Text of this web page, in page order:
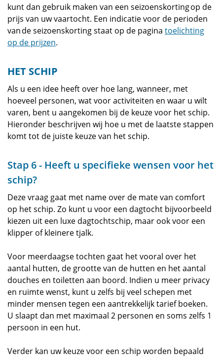
kunt dan gebruik maken van een seizoenskorting op de
prijs van uw vaartocht. Een indicatie voor de perioden
van de seizoenskorting staat op de pagina toelichting
op de prijzen.
HET SCHIP
Als u een idee heeft over hoe lang, wanneer, met
hoeveel personen, wat voor activiteiten en waar u wilt
varen, bent u aangekomen bij de keuze voor het schip.
Hieronder beschrijven wij hoe u met de laatste stappen
komt tot de juiste keuze van het schip.
Stap 6 - Heeft u specifieke wensen voor het
schip?
Deze vraag gaat met name over de mate van comfort
op het schip. Zo kunt u voor een dagtocht bijvoorbeeld
kiezen uit een luxe dagtochtschip, maar ook voor een
klipper of kleinere tjalk.
Voor meerdaagse tochten gaat het vooral over het
aantal hutten, de grootte van de hutten en het aantal
douches en toiletten aan boord. Indien u meer privacy
en ruimte wenst, kunt u zelfs bij veel schepen met
minder mensen tegen een aantrekkelijk tarief boeken.
U slaapt dan met maximaal 2 personen en soms zelfs 1
persoon in een hut.
Verder kan uw keuze voor een schip worden bepaald